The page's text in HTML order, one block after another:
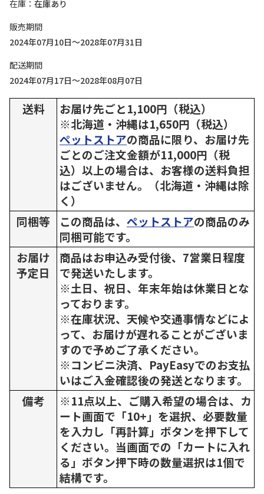
在庫
在庫あり
販売期間
2024年07月10日～2028年07月31日
配送期間
2024年07月17日～2028年08月07日
送料
お届け先ごと1,100円（税込）
※北海道・沖縄は1,650円（税込）
ペットストアの商品に限り、お届け先
ごとのご注文金額が11,000円（税
込）以上の場合は、お客様の送料負担
はございません。（北海道・沖縄は除
く）
同梱等
この商品は、 ペットストアの商品のみ
同梱可能です。
お届け
予定日
商品はお申込み受付後、7営業日程度
で発送いたします。
※土日、祝日、年末年始は休業日とな
っております。
※在庫状況、天候や交通事情などによ
って、お届けが遅れることがございま
すので予めご了承ください。
※コンビニ決済、PayEasyでのお支払
いはご入金確認後の発送となります。
備考
※11点以上、ご購入希望の場合は、カ
ート画面で「10+」を選択、必要数量
を入力し「再計算」ボタンを押下して
ください。当画面での「カートに入れ
る」ボタン押下時の数量選択は1個で
結構です。